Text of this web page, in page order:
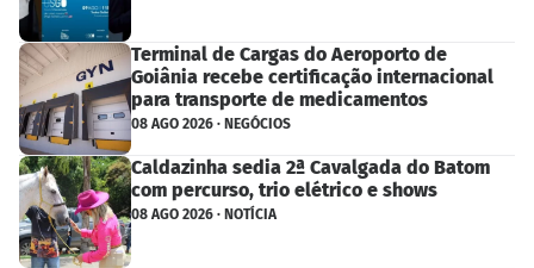
Terminal de Cargas do Aeroporto de
Goiânia recebe certificação internacional
para transporte de medicamentos
08 AGO 2026 · NEGÓCIOS
Caldazinha sedia 2ª Cavalgada do Batom
com percurso, trio elétrico e shows
08 AGO 2026 · NOTÍCIA